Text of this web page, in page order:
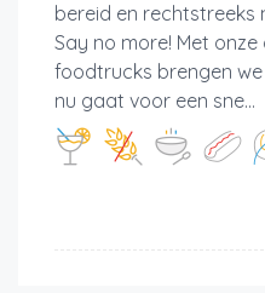
bereid en rechtstreeks
Say no more! Met
foodtrucks brengen
nu gaat voor een sne...